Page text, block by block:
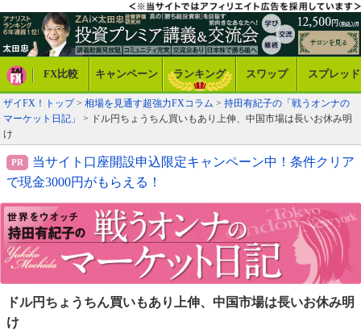
FX比較 キャンペーン ランキング スワップ スプレッド
ザイFX！トップ> 相場を見通す超強力FXコラム > 持田有紀子の「戦うオンナの
マーケット日記」
> ドル円ちょうちん買いもあり上伸、中国市場は長いお休み明
け
当サイト口座開設申込限定キャンペーン中！条件クリア
で現金3000円がもらえる！
ドル円ちょうちん買いもあり上伸、 中国市場は長いお休み明
け